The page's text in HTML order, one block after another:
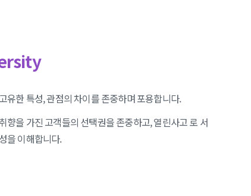
유한 특성, 관점의 차이를 존중하며 포용합니다.
향을 가진 고객들의 선택권을 존중하고, 열린사고 로 서
을 이해합니다.